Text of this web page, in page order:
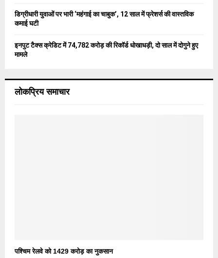
डिग्रीधारी युवाओं पर भारी ‘महंगाई का चाबुक’, 12 साल में फ्रेशर्स की वास्तविक
कमाई घटी
इनपुट टैक्स क्रेडिट में 74,782 करोड़ की रिकॉर्ड धोखाधड़ी, दो साल में दोगुने हुए
मामले
लोकप्रिय समाचार
पश्चिम रेलवे को 1429 करोड़ का नुकसान